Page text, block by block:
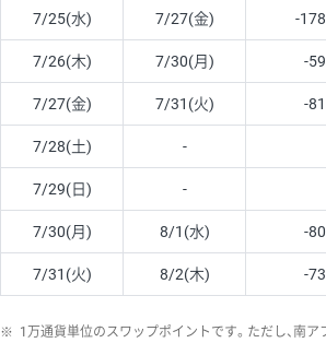
7/25(水) 7/27(金) -178
7/26(木) 7/30(月) -59
7/27(金) 7/31(火) -81
7/28(土) -
7/29(日) -
7/30(月) 8/1(水) -80
7/31(火) 8/2(木) -73
※ 1万通貨単位のスワップポイントです。ただし、南ア